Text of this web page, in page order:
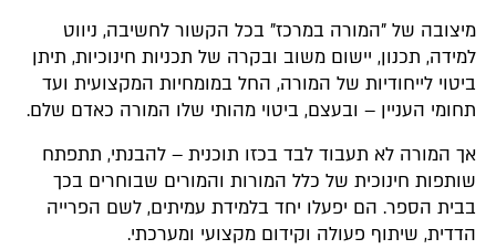
מיצובה של "המורה במרכז" בכל הקשור לחשיבה, ניווט
למידה, תכנון, יישום משוב ובקרה של תכניות חינוכיות, תיתן
ביטוי לייחודיות של המורה, החל במומחיות המקצועית ועד
תחומי העניין – ובעצם, ביטוי מהותי שלו המורה כאדם שלם.
אך המורה לא תעבוד לבד בכזו תוכנית – להבנתי, תתפתח
שותפות חינוכית של כלל המורות והמורים שבוחרים בכך
בבית הספר. הם יפעלו יחד בלמידת עמיתים, לשם הפרייה
הדדית, שיתוף פעולה וקידום מקצועי ומערכתי.